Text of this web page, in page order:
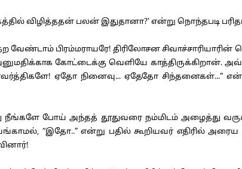
விழித்ததன் பலன் இதுதானா?’ என்று நொந்தபடி
பிரம்மராயரே! திரிலோசன சிவாச்சாரியாரின்
கோட்டைக்கு வெளியே காத்திருக்கிறான்.
ஏதோ நினைவு... ஏதேதோ சிந்தனைகள்...”
போய் அந்தத் தூதுவரை நம்மிடம் அழைத்து
“இதோ..” என்று பதில் கூறியவர் எதிரில் அரைய